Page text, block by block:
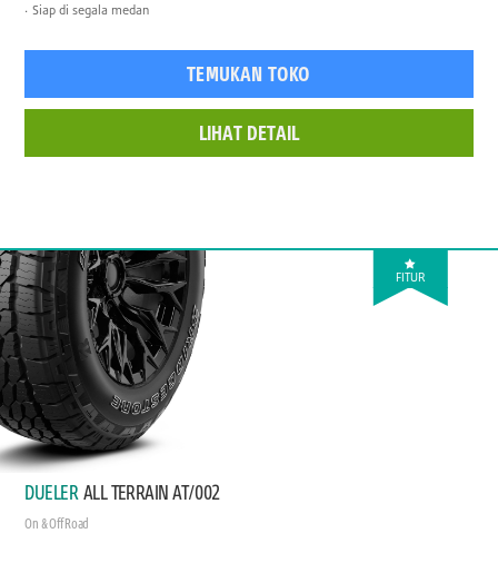
Siap di segala medan
TEMUKAN TOKO
LIHAT DETAIL
FITUR
DUELER ALL TERRAIN AT/002
On & Off Road